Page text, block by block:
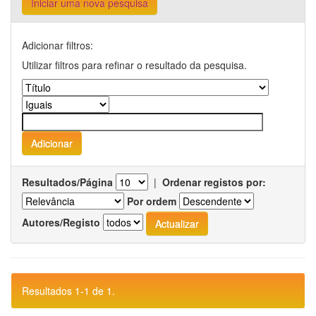
Iniciar uma nova pesquisa
Adicionar filtros:
Utilizar filtros para refinar o resultado da pesquisa.
Resultados/Página | Ordenar registos por:
Por ordem
Autores/Registo
Resultados 1-1 de 1.